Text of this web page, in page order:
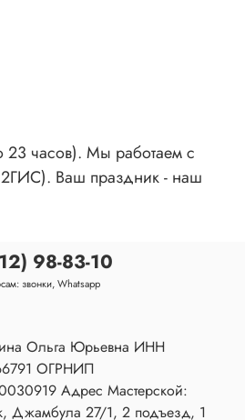
23 часов). Мы работаем с
2ГИС). Ваш праздник - наш
98-83-10
звонки, Whatsapp
Ольга Юрьевна ИНН
ОГРНИП
Адрес Мастерской:
Джамбула 27/1, 2 подъезд, 1